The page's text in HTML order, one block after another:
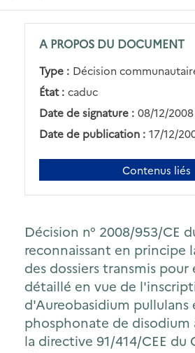
A PROPOS DU DOCUMENT
Type : Décision
État : caduc
Date de signature : 08/12/2008
Date de publication : 17/12/
Contenus liés
Décision n° 2008/953/CE
reconnaissant en principe
des dossiers transmis pour
détaillé en vue de
d'Aureobasidium pullulans
phosphonate de disodium
la directive 91/414/CEE du